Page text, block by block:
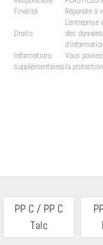
Finalité
Répondre à
Droits
des
Informations
supplémentaires
Vous
la
PP C / PP C
Talc